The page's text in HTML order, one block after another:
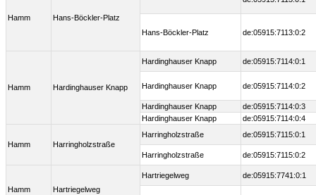
Hamm Hans-Böckler-Platz
Hans-Böckler-Platz de:05915:7113:0:2
Hamm Hardinghauser Knapp
Hardinghauser Knapp de:05915:7114:0:1
Hardinghauser Knapp de:05915:7114:0:2
Hardinghauser Knapp
de:05915:7114:0:3
Hardinghauser Knapp
de:05915:7114:0:4
Hamm Harringholzstraße
Harringholzstraße de:05915:7115:0:1
Harringholzstraße de:05915:7115:0:2
Hamm Hartriegelweg
Hartriegelweg de:05915:7741:0:1